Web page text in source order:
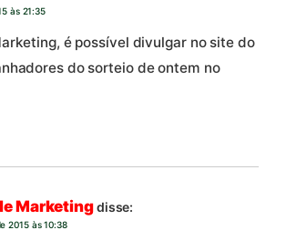
às 21:35
é possível divulgar no site do
do sorteio de ontem no
Marketingdisse:
2015 às 10:38